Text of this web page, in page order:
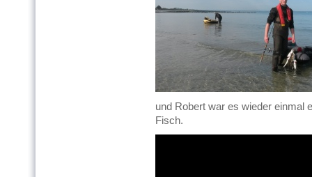
und Robert war es wieder einmal
Fisch.